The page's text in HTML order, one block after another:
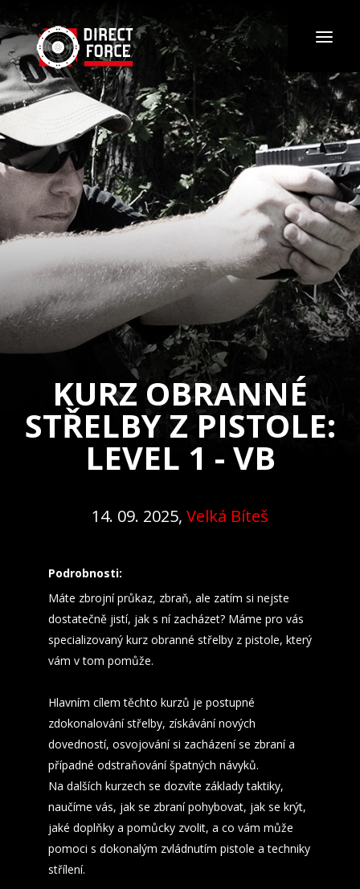
KURZ OBRANNÉ
STŘELBY Z PISTOLE:
LEVEL 1 - VB
14. 09. 2025, Velká Bíteš
Podrobnosti:
Máte zbrojní průkaz, zbraň, ale zatím si nejste
dostatečně jistí, jak s ní zacházet? Máme pro vás
specializovaný kurz obranné střelby z pistole, který
vám v tom pomůže.
Hlavním cílem těchto kurzů je postupné
zdokonalování střelby, získávání nových
dovedností, osvojování si zacházení se zbraní a
případné odstraňování špatných návyků.
Na dalších kurzech se dozvíte základy taktiky,
naučíme vás, jak se zbraní pohybovat, jak se krýt,
jaké doplňky a pomůcky zvolit, a co vám může
pomoci s dokonalým zvládnutím pistole a techniky
střílení.